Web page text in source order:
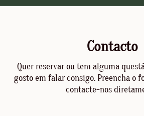
Contacto
Quer reservar ou tem alguma
gosto em falar consigo. Preencha o
contacte-nos